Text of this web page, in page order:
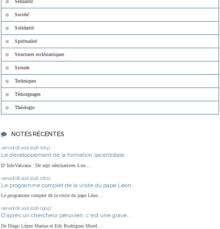
Sexualité
Société
Solidarité
Spiritualité
Structures ecclésiastiques
Synode
Techniques
Témoignages
Théologie
NOTES RÉCENTES
samedi 08 août 2026 10h31
Le développement de la formation sacerdotale...
D' InfoVaticana : De sept séminaristes à un...
samedi 08 août 2026 10h12
Le programme complet de la visite du pape Léon...
Le programme complet de la visite du pape Léon...
samedi 08 août 2026 09h47
D'après un chercheur péruvien, c'est une grave...
De Diego López Marina et Edy Rodríguez Morel...